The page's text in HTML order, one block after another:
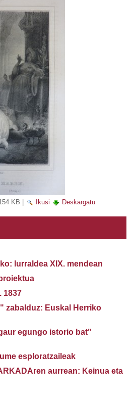
KB Ikusi Deskargatu
lurraldea XIX. mendean
1837
zabalduz: Euskal Herriko
egungo istorio bat"
esploratzaileak
aurrean: Keinua eta